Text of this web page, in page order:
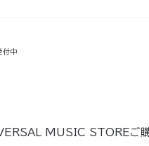
付中
MUSIC STOREご購